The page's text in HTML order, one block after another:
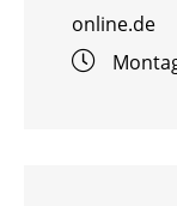
online.​de